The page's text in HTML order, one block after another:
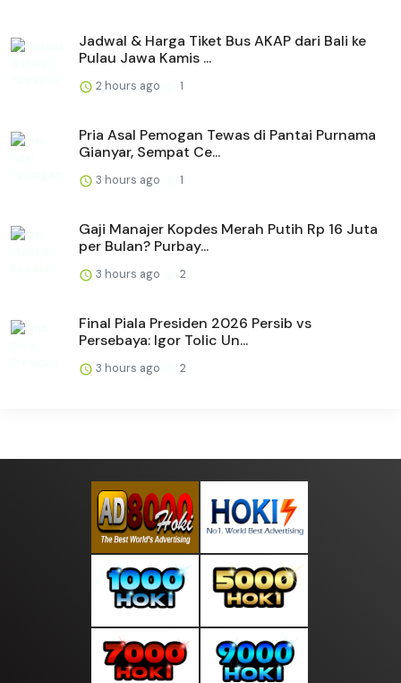
Jadwal & Harga Tiket Bus AKAP dari Bali ke
Pulau Jawa Kamis ...
2 hours ago 1
Pria Asal Pemogan Tewas di Pantai Purnama
Gianyar, Sempat Ce...
3 hours ago 1
Gaji Manajer Kopdes Merah Putih Rp 16 Juta
per Bulan? Purbay...
3 hours ago 2
Final Piala Presiden 2026 Persib vs
Persebaya: Igor Tolic Un...
3 hours ago 2